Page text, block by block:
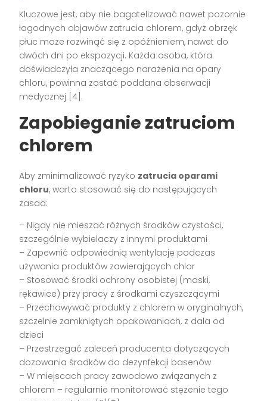
Kluczowe jest, aby nie bagatelizować nawet pozornie
łagodnych objawów zatrucia chlorem, gdyż obrzęk
płuc może rozwinąć się z opóźnieniem, nawet do
dwóch dni po ekspozycji. Każda osoba, która
doświadczyła znaczącego narażenia na opary
chloru, powinna zostać poddana obserwacji
medycznej [4].
Zapobieganie zatruciom
chlorem
Aby zminimalizować ryzyko zatrucia oparami
chloru, warto stosować się do następujących
zasad:
– Nigdy nie mieszać różnych środków czystości,
szczególnie wybielaczy z innymi produktami
– Zapewnić odpowiednią wentylację podczas
używania produktów zawierających chlor
– Stosować środki ochrony osobistej (maski,
rękawice) przy pracy z środkami czyszczącymi
– Przechowywać produkty z chlorem w oryginalnych,
szczelnie zamkniętych opakowaniach, z dala od
dzieci
– Przestrzegać zaleceń producenta dotyczących
dozowania środków do dezynfekcji basenów
– W miejscach pracy zawodowo związanych z
chlorem – regularnie monitorować stężenie tego